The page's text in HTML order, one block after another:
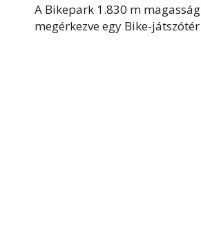
A Bikepark 1.830 m
megérkezve egy Bike-